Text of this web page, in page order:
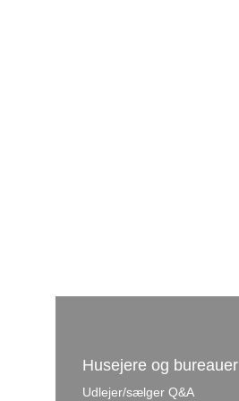
Husejere og bureauer
Udlejer/sælger Q&A